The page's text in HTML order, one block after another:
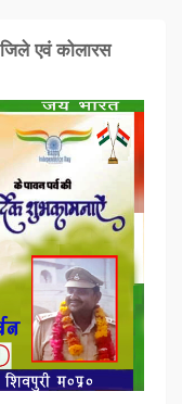
एवं कोलारस